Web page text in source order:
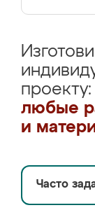
проекту:
любые
и
Часто